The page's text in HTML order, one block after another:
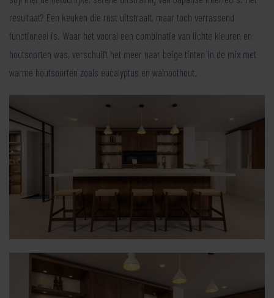
resultaat? Een keuken die rust uitstraalt, maar toch verrassend
functioneel is. Waar het vooral een combinatie van lichte kleuren en
houtsoorten was, verschuift het meer naar beige tinten in de mix met
warme houtsoorten zoals eucalyptus en walnoothout.